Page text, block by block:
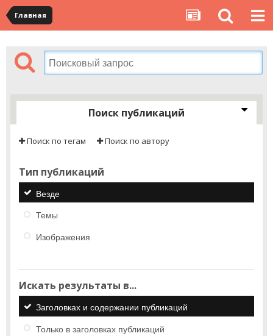
Главная
Поиск публикаций
Поиск по тегам Поиск по автору
Тип публикаций
Везде
Темы
Изображения
Искать результаты в...
Заголовках и содержании публикаций
Только в заголовках публикаций